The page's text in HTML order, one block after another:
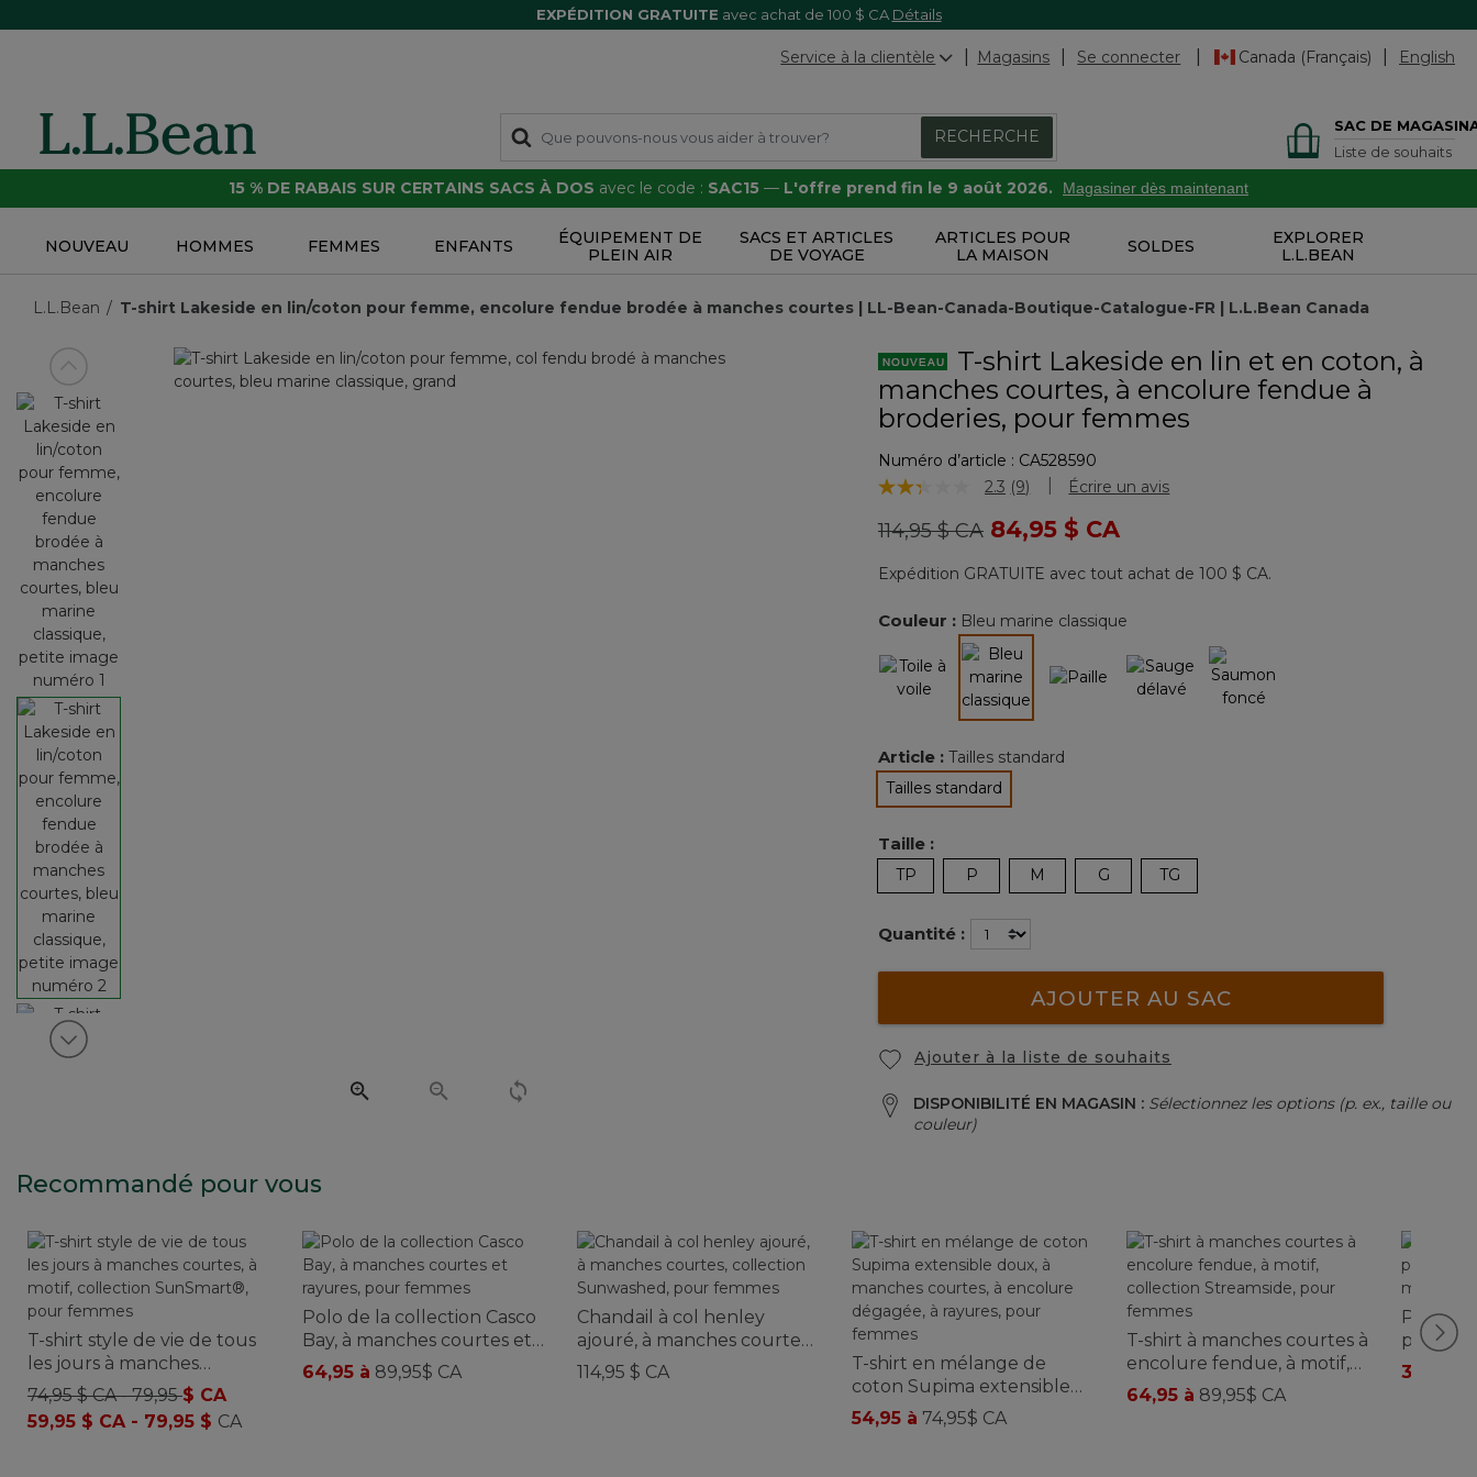
EXPÉDITION GRATUITE avec achat de 100 $ CA Détails
Service à la clientèle Magasins Se connecter Canada (Français) English
RECHERCHE
SAC DE
Liste de souhaits
15 % DE RABAIS SUR CERTAINS SACS À DOS avec le code : SAC15 — L'offre prend fin le 9 août 2026. Magasiner dès maintenant
NOUVEAU HOMMES FEMMES ENFANTS
ÉQUIPEMENT DE
PLEIN AIR
SACS ET ARTICLES
DE VOYAGE
ARTICLES POUR
LA MAISON
SOLDES
EXPLORER
L.L.BEAN
L.L.Bean T-shirt Lakeside en lin/coton pour femme, encolure fendue brodée à manches courtes | LL-Bean-Canada-Boutique-Catalogue-FR | L.L.Bean Canada
Voir article précédent
Voir article suivant
T-shirt Lakeside en lin et en coton, à
manches courtes, à encolure fendue à
broderies, pour femmes
Numéro d’article : CA528590
3,7 sur 5 Évaluation des clients
2.3 Lire
9
commentaires.
Lien
vers
même
page.
(9) Écrire un avis
Prix réduit de
114,95 $ CAà84,95 $ CA
Expédition GRATUITE avec tout achat de 100 $ CA.
Couleur : Bleu marine classique
sélectionné
Article : Tailles standard
Tailles standard
sélectionné
Taille :
TP P M G TG
Quantité :
AJOUTER AU SAC
Ajouter à la liste de souhaits
DISPONIBILITÉ EN MAGASIN : Sélectionnez les options (p. ex., taille ou
couleur)
Recommandé pour vous
T-shirt style de vie de tous
les jours à manches
courtes, à motif, collection
SunSmart®, pour femmes
74,95 $ CA - 79,95$ CA
59,95 $ CA - 79,95 $ CA
Polo de la collection Casco
Bay, à manches courtes et
rayures, pour femmes
64,95 à 89,95$ CA
Chandail à col henley
ajouré, à manches courtes,
collection Sunwashed,
pour femmes
114,95 $ CA
T-shirt en mélange de
coton Supima extensible
doux, à manches courtes, à
encolure dégagée, à
54,95 à 74,95$ CA
T-shirt à manches courtes à
encolure fendue, à motif,
collection Streamside, pour
femmes
64,95 à 89,95$ CA
Polo de
pour
39,95 à